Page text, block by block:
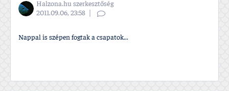
Halzona.hu szerkesztőség
2011.09.06, 23:58
Nappal is szépen fogtak a csapatok...